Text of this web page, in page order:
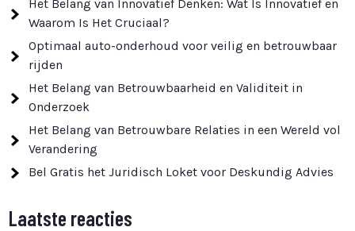
Het Belang van Innovatief Denken: Wat Is Innovatief en
Waarom Is Het Cruciaal?
Optimaal auto-onderhoud voor veilig en betrouwbaar
rijden
Het Belang van Betrouwbaarheid en Validiteit in
Onderzoek
Het Belang van Betrouwbare Relaties in een Wereld vol
Verandering
Bel Gratis het Juridisch Loket voor Deskundig Advies
Laatste reacties